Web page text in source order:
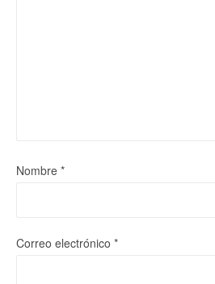
Nombre *
Correo electrónico *